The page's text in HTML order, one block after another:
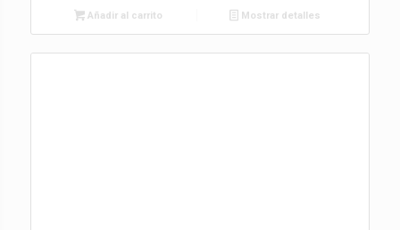
Añadir al carrito Mostrar detalles